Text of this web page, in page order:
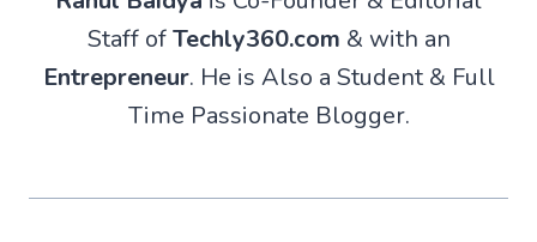
Staff ofTechly360.com & with an
Entrepreneur. He is Also a Student & Full
Time Passionate Blogger.